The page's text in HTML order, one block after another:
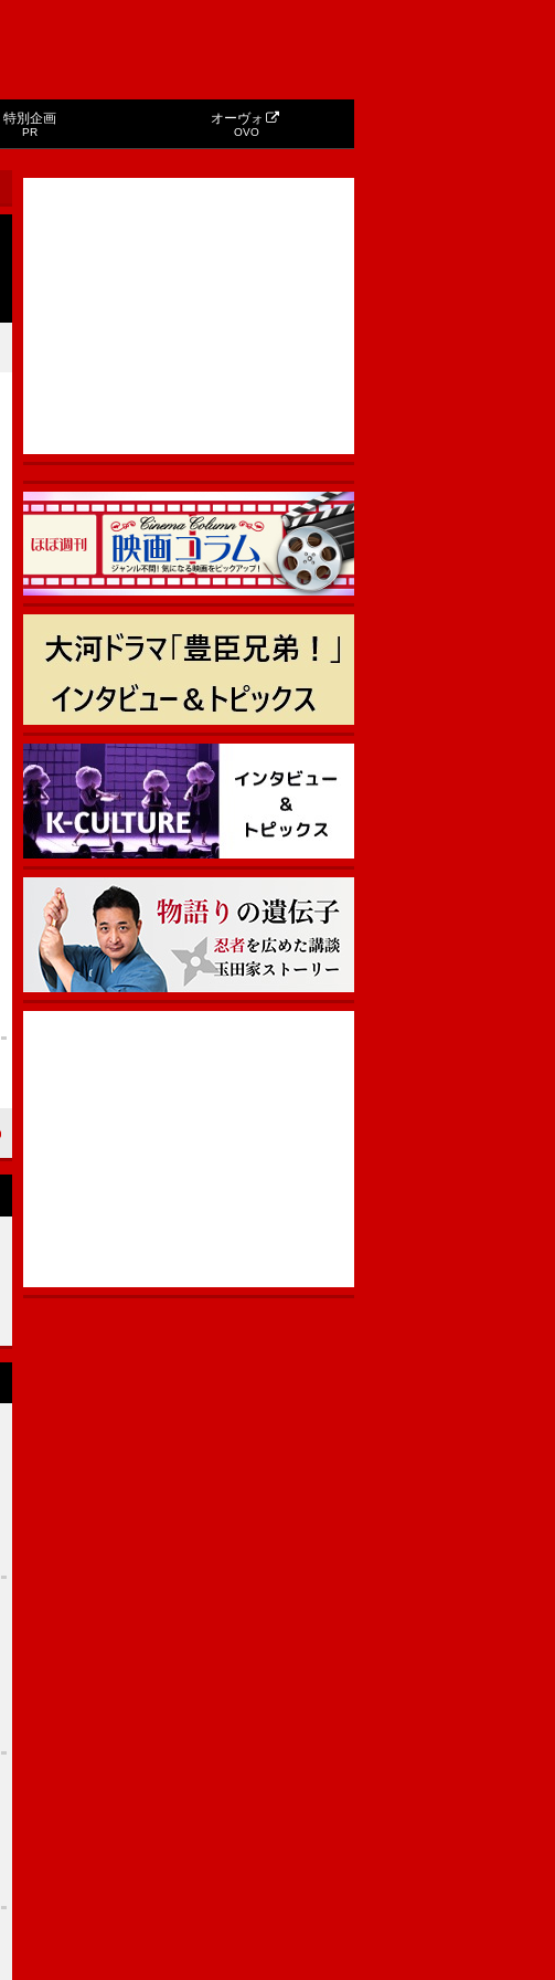
特別企画
PR
オーヴォ
OVO